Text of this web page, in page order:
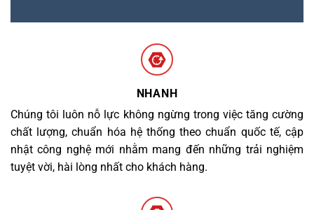
NHANH
Chúng tôi luôn nỗ lực không ngừng trong việc tăng cường
chất lượng, chuẩn hóa hệ thống theo chuẩn quốc tế, cập
nhật công nghệ mới nhằm mang đến những trải nghiệm
tuyệt vời, hài lòng nhất cho khách hàng.